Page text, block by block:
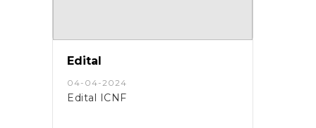
Edital
04-04-2024
Edital ICNF